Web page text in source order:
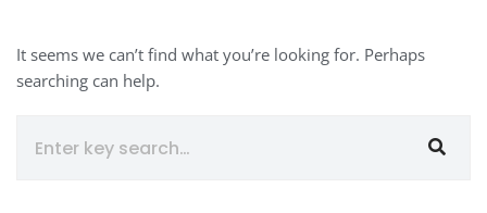
It seems we can’t find what you’re looking for. Perhaps
searching can help.